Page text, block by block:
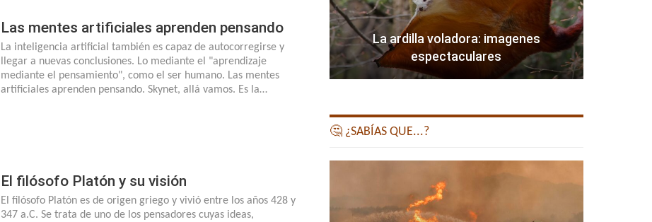
Las mentes artificiales aprenden pensando
La inteligencia artificial también es capaz de autocorregirse y
llegar a nuevas conclusiones. Lo mediante el "aprendizaje
mediante el pensamiento", como el ser humano. Las mentes
artificiales aprenden pensando. Skynet, allá vamos. Es la…
El filósofo Platón y su visión
El filósofo Platón es de origen griego y vivió entre los años 428 y
347 a.C. Se trata de uno de los pensadores cuyas ideas,
La ardilla voladora: imagenes
espectaculares
🤔 ¿SABÍAS QUE...?